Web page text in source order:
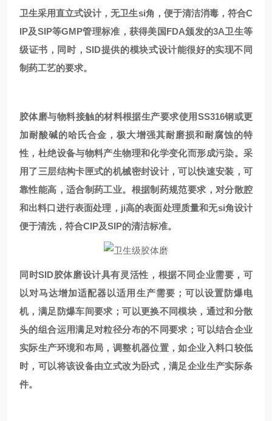
卫生采用直立式设计，无卫生si角，便于清洁消毒，符合C
IP及SIP等GMP管理标准，获得美国FDA颁发的3A卫生等
级证书，同时，SID提供的模块式设计能很好的实现不同
制药工艺的要求。
胶体磨与物料接触的材料根据生产要求使用SS316钢或更
加耐酸碱的哈氏合金，极大增强其耐磨损和耐腐蚀的特
性，杜绝设备与物料产生物理和化学变化而形成污染。采
用了三层结构卡匣式的机械密封设计，可以快速安装，可
靠性能高，适合制药工业。根据制药规范要求，对分散腔
和出料口进行表面处理，ji高的表面处理质量和无si角设计
便于清洗，符合CIP及SIP的清洁标准。
同时SID胶体磨设计具有灵活性，根据不同企业需要，可
以对马达增加适配器以适用生产需要；可以设置防爆电
机，满足防爆车间要求；可以更换不同模块，通过和分散
头的组合运用满足对粒径分布的不同要求；可以结合企业
实际生产环境和布局，调整机器位置，如企业入料口较低
时，可以将该设备由立式改为卧式，满足企业生产实际条
件。